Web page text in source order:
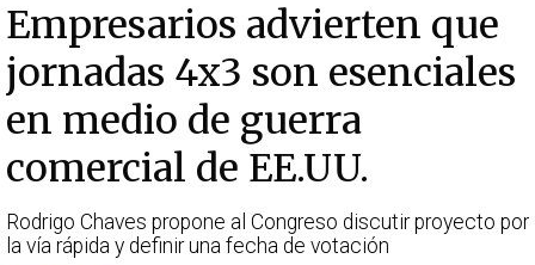
Empresarios advierten que
jornadas 4x3 son esenciales
en medio de guerra
comercial de EE.UU.
Rodrigo Chaves propone al Congreso discutir proyecto por
la vía rápida y definir una fecha de votación